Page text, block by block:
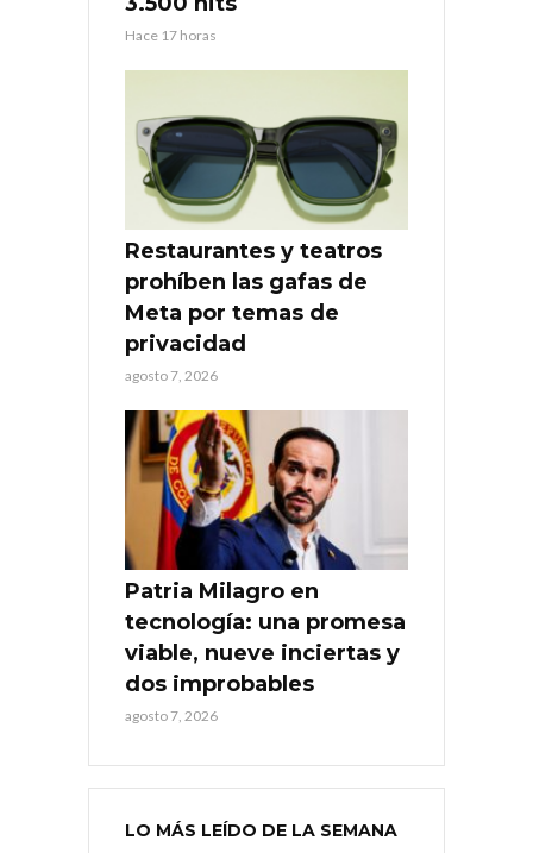
Hace 17 horas
Restaurantes y teatros
prohíben las gafas de
Meta por temas de
privacidad
agosto 7, 2026
Patria Milagro en
tecnología: una promesa
viable, nueve inciertas y
dos improbables
agosto 7, 2026
LO MÁS LEÍDO DE LA SEMANA